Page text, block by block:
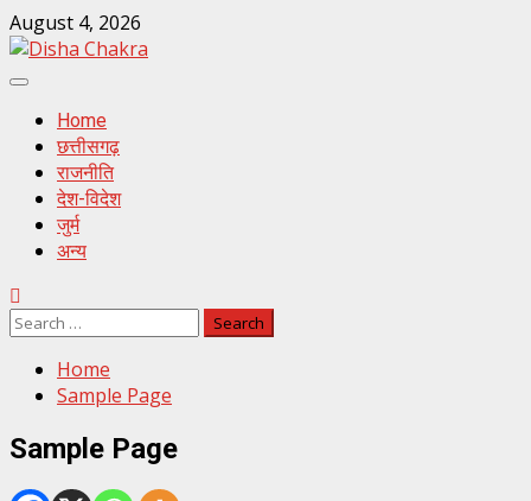
Skip
to
content
August 4, 2026
Primary
MenuHome
छत्तीसगढ़
राजनीति
देश-विदेश
जुर्म
अन्य
Search
Home
Sample Page
Sample Page